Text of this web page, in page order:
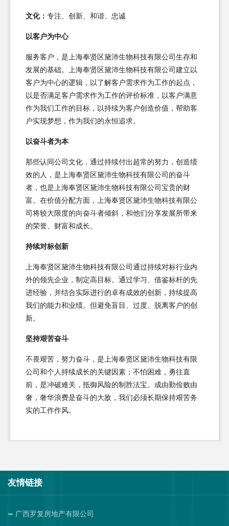
文化： 专注、创新、和谐、忠诚
以客户为中心
服务客户，是上海奉贤区黛沛生物科技有限公司生存和
发展的基础。上海奉贤区黛沛生物科技有限公司建立以
客户为中心的逻辑，以了解客户需求作为工作的起点，
以是否满足客户需求作为工作的评价标准，以客户满意
作为我们工作的目标，以持续为客户创造价值，帮助客
户实现梦想，作为我们的永恒追求。
以奋斗者为本
那些认同公司文化，通过持续付出超常的努力，创造绩
效的人，是上海奉贤区黛沛生物科技有限公司的奋斗
者，也是上海奉贤区黛沛生物科技有限公司宝贵的财
富。在价值分配方面，上海奉贤区黛沛生物科技有限公
司将较大限度的向奋斗者倾斜，和他们分享发展所带来
的荣誉、财富和成长。
持续对标创新
上海奉贤区黛沛生物科技有限公司通过持续对标行业内
外的领先企业，制定高目标。通过学习、借鉴标杆的先
进经验，并结合实际进行的卓有成效的创新，持续提高
我们的能力和业绩。但避免盲目、过度、脱离客户的创
新。
坚持艰苦奋斗
不畏艰苦，努力奋斗，是上海奉贤区黛沛生物科技有限
公司和个人持续成长的关键因素；不怕困难，勇往直
前，是冲破难关，抵御风险的制胜法宝。成由勤俭败由
奢，奢华浪费是奋斗的大敌，我们必须长期保持艰苦务
实的工作作风。
友情链接
广西罗复房地产有限公司